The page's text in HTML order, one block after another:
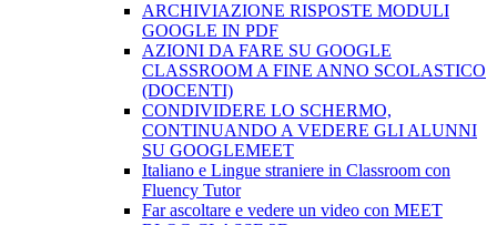
ARCHIVIAZIONE RISPOSTE MODULI
GOOGLE IN PDF
AZIONI DA FARE SU GOOGLE
CLASSROOM A FINE ANNO SCOLASTICO
(DOCENTI)
CONDIVIDERE LO SCHERMO,
CONTINUANDO A VEDERE GLI ALUNNI
SU GOOGLEMEET
Italiano e Lingue straniere in Classroom con
Fluency Tutor
Far ascoltare e vedere un video con MEET